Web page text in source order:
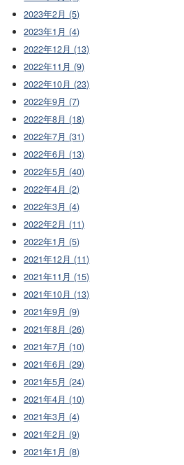
2023年2月 (5)
2023年1月 (4)
2022年12月 (13)
2022年11月 (9)
2022年10月 (23)
2022年9月 (7)
2022年8月 (18)
2022年7月 (31)
2022年6月 (13)
2022年5月 (40)
2022年4月 (2)
2022年3月 (4)
2022年2月 (11)
2022年1月 (5)
2021年12月 (11)
2021年11月 (15)
2021年10月 (13)
2021年9月 (9)
2021年8月 (26)
2021年7月 (10)
2021年6月 (29)
2021年5月 (24)
2021年4月 (10)
2021年3月 (4)
2021年2月 (9)
2021年1月 (8)